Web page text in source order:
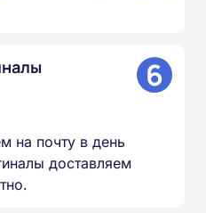
6
на почту в день
доставляем